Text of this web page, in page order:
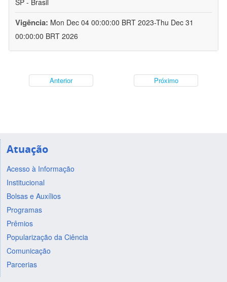
SP - Brasil
Vigência: Mon Dec 04 00:00:00 BRT 2023-Thu Dec 31
00:00:00 BRT 2026
Anterior Próximo
Atuação
Acesso à Informação
Institucional
Bolsas e Auxílios
Programas
Prêmios
Popularização da Ciência
Comunicação
Parcerias